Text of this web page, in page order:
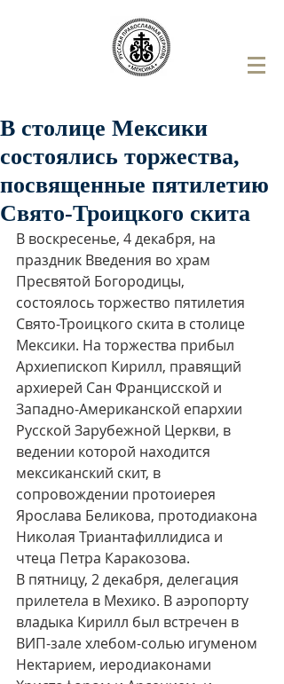
В столице Мексики
состоялись торжества,
посвященные пятилетию
Свято-Троицкого скита
В воскресенье, 4 декабря, на
праздник Введения во храм
Пресвятой Богородицы,
состоялось торжество пятилетия
Свято-Троицкого скита в столице
Мексики. На торжества прибыл
Архиепископ Кирилл, правящий
архиерей Сан Францисской и
Западно-Американской епархии
Русской Зарубежной Церкви, в
ведении которой находится
мексиканский скит, в
сопровождении протоиерея
Ярослава Беликова, протодиакона
Николая Триантафиллидиса и
чтеца Петра Каракозова.
В пятницу, 2 декабря, делегация
прилетела в Мехико. В аэропорту
владыка Кирилл был встречен в
ВИП-зале хлебом-солью игуменом
Нектарием, иеродиаконами